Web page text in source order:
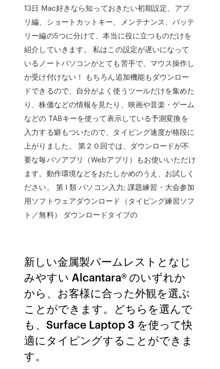
13日 Mac好きなら知っておきたい初期設定、アプ
リ編、ショートカットキー、メンテナンス、バッテ
リー編の5つに分けて、本当に役に立つものだけを
紹介していきます。 私はこの設定が遅いになって
いるノートパソコンがとても苦手で、マウス操作し
か受け付けない！ もちろん追加機能もダウンロー
ドできるので、自分がよく使うツールだけを集めた
り、株価などの情報を見たり、映画や音楽・ゲーム
などの TABキーを使って表示している予測変換を
入力する癖もついたので、タイピング速度が格段に
上がりました。 第２０回では、ダウンロードが不
要な毎パソアプリ（Webアプリ）もお使いいただけ
ます。動作環境などをおたしかめのうえ、お試しく
ださい。 第 I 類 パソコン入力; 課題練習・大会参加
用ソフトウェアダウンロード（タイピング練習ソフ
ト／無料） ダウンロードタイプの
新しい金属製パームレストとなじ
みやすい Alcantara® のいずれか
から、お客様に合った外観を選ぶ
ことができます。どちらを選んで
も、Surface Laptop 3 を使って快
適にタイピングすることができま
す。